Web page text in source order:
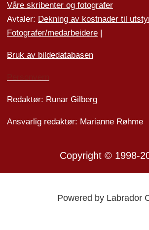
Våre skribenter og fotografer
Avtaler: Dekning av kostnader til
Fotografer/medarbeidere|
Bruk av bildedatabasen
Redaktør: Runar Gilberg
Ansvarlig redaktør: Marianne Røhme
Copyright © 1998-
Powered by Labrador